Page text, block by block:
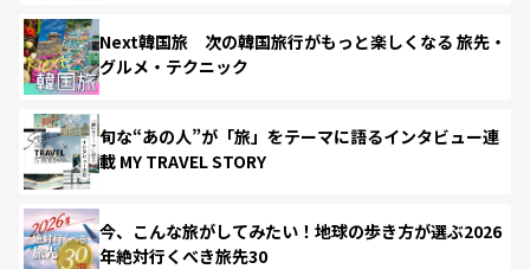
Next韓国旅 次の韓国旅行がもっと楽しくなる 旅先・
グルメ・テクニック
旬な“あの人”が「旅」をテーマに語るインタビュー連
載 MY TRAVEL STORY
今、こんな旅がしてみたい！地球の歩き方が選ぶ2026
年絶対行くべき旅先30